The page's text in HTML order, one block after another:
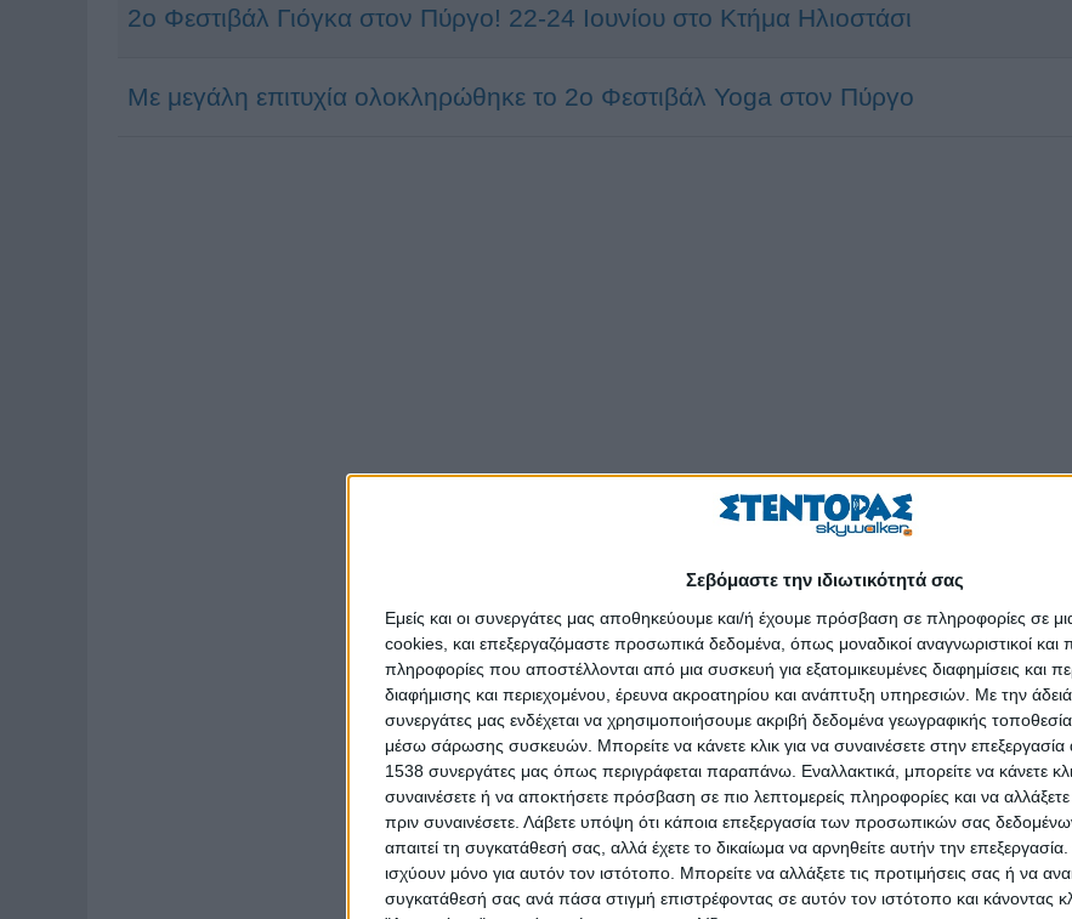
Σεβόμαστε την ιδιωτικότητά σας
Εμείς και οι συνεργάτες μας αποθηκεύουμε και/ή έχουμε πρόσβαση σε πληροφορίες σε
cookies, και επεξεργαζόμαστε προσωπικά δεδομένα, όπως μοναδικοί αναγνωριστικοί και
πληροφορίες που αποστέλλονται από μια συσκευή για εξατομικευμένες διαφημίσεις και
διαφήμισης και περιεχομένου, έρευνα ακροατηρίου και ανάπτυξη υπηρεσιών. Με την
συνεργάτες μας ενδέχεται να χρησιμοποιήσουμε ακριβή δεδομένα γεωγραφικής
μέσω σάρωσης συσκευών. Μπορείτε να κάνετε κλικ για να συναινέσετε στην επεξεργασία
1538 συνεργάτες μας όπως περιγράφεται παραπάνω. Εναλλακτικά, μπορείτε να κάνετε
συναινέσετε ή να αποκτήσετε πρόσβαση σε πιο λεπτομερείς πληροφορίες και να αλλάξετε
πριν συναινέσετε. Λάβετε υπόψη ότι κάποια επεξεργασία των προσωπικών σας
απαιτεί τη συγκατάθεσή σας, αλλά έχετε το δικαίωμα να αρνηθείτε αυτήν την
ισχύουν μόνο για αυτόν τον ιστότοπο. Μπορείτε να αλλάξετε τις προτιμήσεις σας ή να
συγκατάθεσή σας ανά πάσα στιγμή επιστρέφοντας σε αυτόν τον ιστότοπο και κάνοντας
2ο Φεστιβάλ Γιόγκα στον Πύργο! 22-24 Ιουνίου στο Κτήμα Ηλιοστάσι
Με μεγάλη επιτυχία ολοκληρώθηκε το 2ο Φεστιβάλ Yoga στον Πύργο